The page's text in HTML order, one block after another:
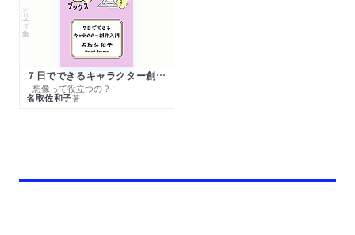
シリーズ・全集
７日でできるキャラクター創作入門
─想像って役立つの？
名取佐和子著